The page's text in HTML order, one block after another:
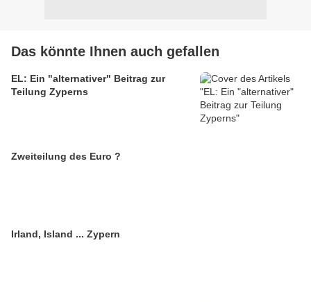
Das könnte Ihnen auch gefallen
EL: Ein "alternativer" Beitrag zur
Teilung Zyperns
Zweiteilung des Euro ?
Irland, Island ... Zypern